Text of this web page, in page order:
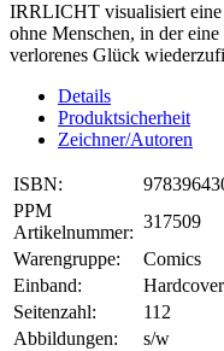
IRRLICHT visualisiert eine
ohne Menschen, in der
verlorenes Glück
Details
Produktsicherheit
Zeichner/Autoren
ISBN:
PPM
Artikelnummer:
317509
Warengruppe:
Comics
Einband:
Hardcover
Seitenzahl:
112
Abbildungen:
s/w